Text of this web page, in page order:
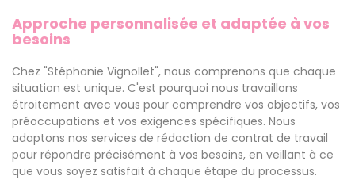
Approche personnalisée et adaptée à vos
besoins
Chez "Stéphanie Vignollet", nous comprenons que chaque
situation est unique. C'est pourquoi nous travaillons
étroitement avec vous pour comprendre vos objectifs, vos
préoccupations et vos exigences spécifiques. Nous
adaptons nos services de rédaction de contrat de travail
pour répondre précisément à vos besoins, en veillant à ce
que vous soyez satisfait à chaque étape du processus.